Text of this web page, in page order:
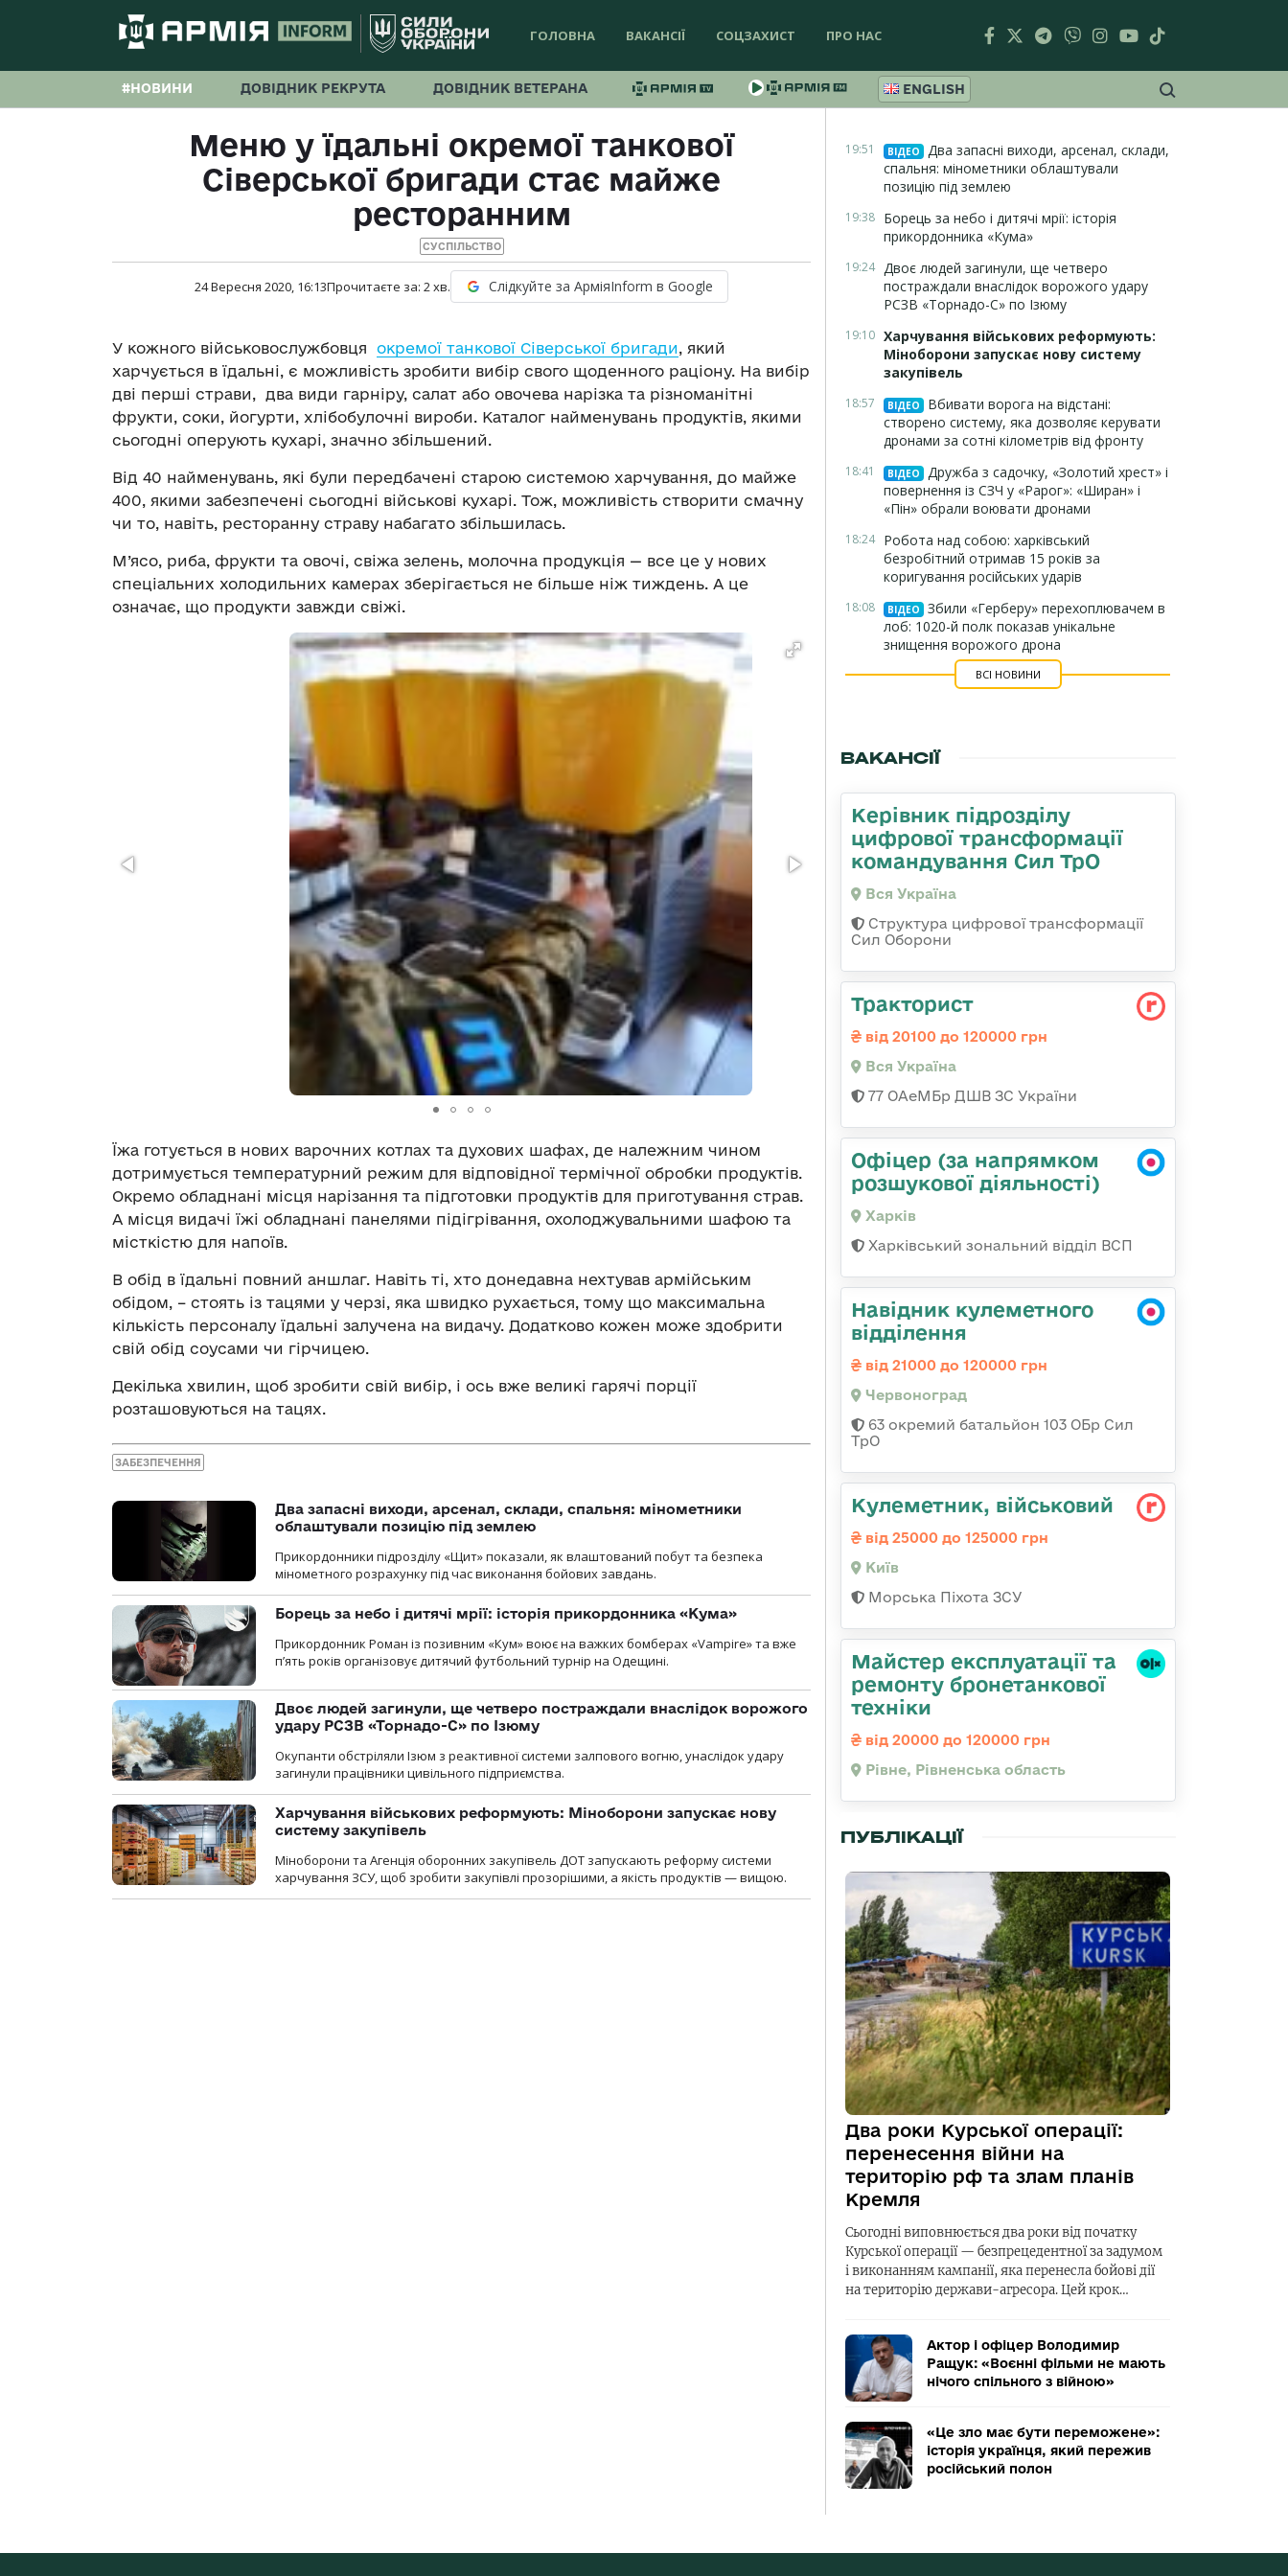
ГОЛОВНА ВАКАНСІЇ СОЦЗАХИСТ ПРО НАС
#НОВИНИ ДОВІДНИК РЕКРУТА ДОВІДНИК ВЕТЕРАНА ENGLISH
Меню у їдальні окремої танкової
Сіверської бригади стає майже
ресторанним
СУСПІЛЬСТВО
24 Вересня 2020, 16:13Прочитаєте за: 2хв. Слідкуйте за АрміяInform в Google
У кожного військовослужбовця окремої танкової Сіверської бригади, який
харчується в їдальні, є можливість зробити вибір свого щоденного раціону. На вибір
дві перші страви, два види гарніру, салат або овочева нарізка та різноманітні
фрукти, соки, йогурти, хлібобулочні вироби. Каталог найменувань продуктів, якими
сьогодні оперують кухарі, значно збільшений.
Від 40 найменувань, які були передбачені старою системою харчування, до майже
400, якими забезпечені сьогодні військові кухарі. Тож, можливість створити смачну
чи то, навіть, ресторанну страву набагато збільшилась.
М’ясо, риба, фрукти та овочі, свіжа зелень, молочна продукція — все це у нових
спеціальних холодильних камерах зберігається не більше ніж тиждень. А це
означає, що продукти завжди свіжі.
Їжа готується в нових варочних котлах та духових шафах, де належним чином
дотримується температурний режим для відповідної термічної обробки продуктів.
Окремо обладнані місця нарізання та підготовки продуктів для приготування страв.
А місця видачі їжі обладнані панелями підігрівання, охолоджувальними шафою та
місткістю для напоїв.
В обід в їдальні повний аншлаг. Навіть ті, хто донедавна нехтував армійським
обідом, – стоять із тацями у черзі, яка швидко рухається, тому що максимальна
кількість персоналу їдальні залучена на видачу. Додатково кожен може здобрити
свій обід соусами чи гірчицею.
Декілька хвилин, щоб зробити свій вибір, і ось вже великі гарячі порції
розташовуються на тацях.
ЗАБЕЗПЕЧЕННЯ
Два запасні виходи, арсенал, склади, спальня: мінометники
облаштували позицію під землею
Прикордонники підрозділу «Щит» показали, як влаштований побут та безпека
мінометного розрахунку під час виконання бойових завдань.
Борець за небо і дитячі мрії: історія прикордонника «Кума»
Прикордонник Роман із позивним «Кум» воює на важких бомберах «Vampire» та вже
п’ять років організовує дитячий футбольний турнір на Одещині.
Двоє людей загинули, ще четверо постраждали внаслідок ворожого
удару РСЗВ «Торнадо-С» по Ізюму
Окупанти обстріляли Ізюм з реактивної системи залпового вогню, унаслідок удару
загинули працівники цивільного підприємства.
Харчування військових реформують: Міноборони запускає нову
систему закупівель
Міноборони та Агенція оборонних закупівель ДОТ запускають реформу системи
харчування ЗСУ, щоб зробити закупівлі прозорішими, а якість продуктів — вищою.
19:51 ВІДЕО
Два запасні виходи, арсенал, склади,
спальня: мінометники облаштували
позицію під землею
19:38 Борець за небо і дитячі мрії: історія
прикордонника «Кума»
19:24 Двоє людей загинули, ще четверо
постраждали внаслідок ворожого удару
РСЗВ «Торнадо-С» по Ізюму
19:10 Харчування військових реформують:
Міноборони запускає нову систему
закупівель
18:57 ВІДЕО
Вбивати ворога на відстані:
створено систему, яка дозволяє керувати
дронами за сотні кілометрів від фронту
18:41 ВІДЕО
Дружба з садочку, «Золотий хрест» і
повернення із СЗЧ у «Рарог»: «Ширан» і
«Пін» обрали воювати дронами
18:24 Робота над собою: харківський
безробітний отримав 15 років за
коригування російських ударів
18:08 ВІДЕО
Збили «Герберу» перехоплювачем в
лоб: 1020-й полк показав унікальне
знищення ворожого дрона
ВСІ НОВИНИ
ВАКАНСІЇ
Керівник підрозділу
цифрової трансформації
командування Сил ТрО
Вся Україна
Структура цифрової трансформації
Сил Оборони
Тракторист
від 20100 до 120000 грн
Вся Україна
77 ОАеМБр ДШВ ЗС України
Офіцер (за напрямком
розшукової діяльності)
Харків
Харківський зональний відділ ВСП
Навідник кулеметного
відділення
від 21000 до 120000 грн
Червоноград
63 окремий батальйон 103 ОБр Сил
ТрО
Кулеметник, військовий
від 25000 до 125000 грн
Київ
Морська Піхота ЗСУ
Майстер експлуатації та
ремонту бронетанкової
техніки
від 20000 до 120000 грн
Рівне, Рівненська область
ПУБЛІКАЦІЇ
Два роки Курської операції:
перенесення війни на
територію рф та злам планів
Кремля
Сьогодні виповнюється два роки від початку
Курської операції — безпрецедентної за задумом
і виконанням кампанії, яка перенесла бойові дії
на територію держави-агресора. Цей крок…
Актор і офіцер Володимир
Ращук: «Воєнні фільми не мають
нічого спільного з війною»
«Це зло має бути переможене»:
історія українця, який пережив
російський полон